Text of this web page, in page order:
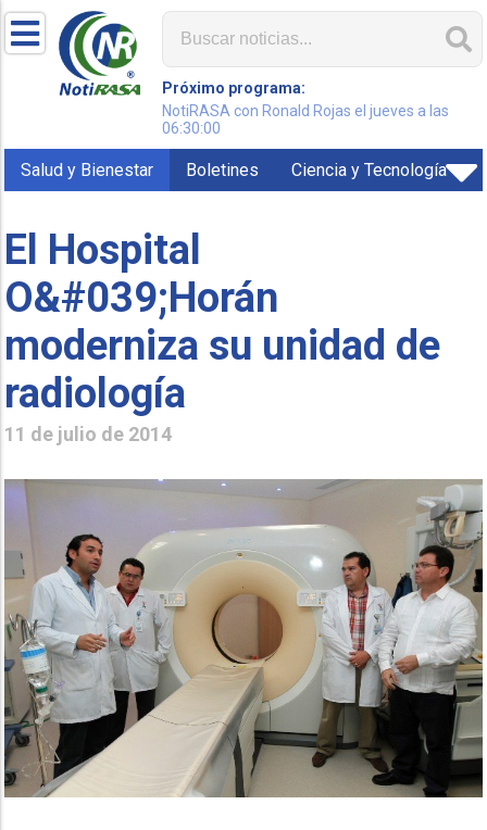
Próximo programa:
NotiRASA con Ronald Rojas el jueves a las
06:30:00
Salud y Bienestar Boletines Ciencia y Tecnología
El Hospital
O&#039;Horán
moderniza su unidad de
radiología
11 de julio de 2014